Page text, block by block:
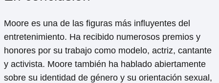
Moore es una de las figuras más influyentes del
entretenimiento. Ha recibido numerosos premios y
honores por su trabajo como modelo, actriz, cantante
y activista. Moore también ha hablado abiertamente
sobre su identidad de género y su orientación sexual,